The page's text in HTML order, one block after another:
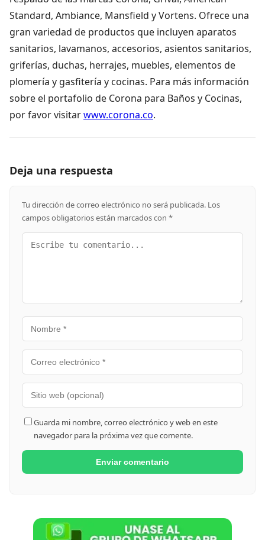
Standard, Ambiance, Mansfield y Vortens. Ofrece una
gran variedad de productos que incluyen aparatos
sanitarios, lavamanos, accesorios, asientos sanitarios,
griferías, duchas, herrajes, muebles, elementos de
plomería y gasfitería y cocinas. Para más información
sobre el portafolio de Corona para Baños y Cocinas,
por favor visitarwww.corona.co.
Deja una respuesta
Tu dirección de correo electrónico no será publicada. Los
campos obligatorios están marcados con *
Guarda mi nombre, correo electrónico y web en este
navegador para la próxima vez que comente.